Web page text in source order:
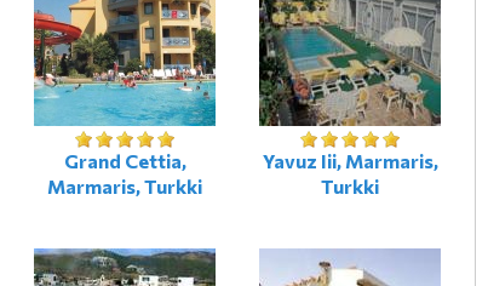
Grand Cettia,
Marmaris, Turkki
Yavuz Iii, Marmaris,
Turkki